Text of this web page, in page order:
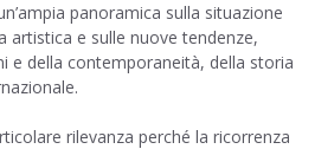
panoramica sulla situazione
artistica e sulle nuove tendenze,
e della contemporaneità, della storia
rilevanza perché la ricorrenza